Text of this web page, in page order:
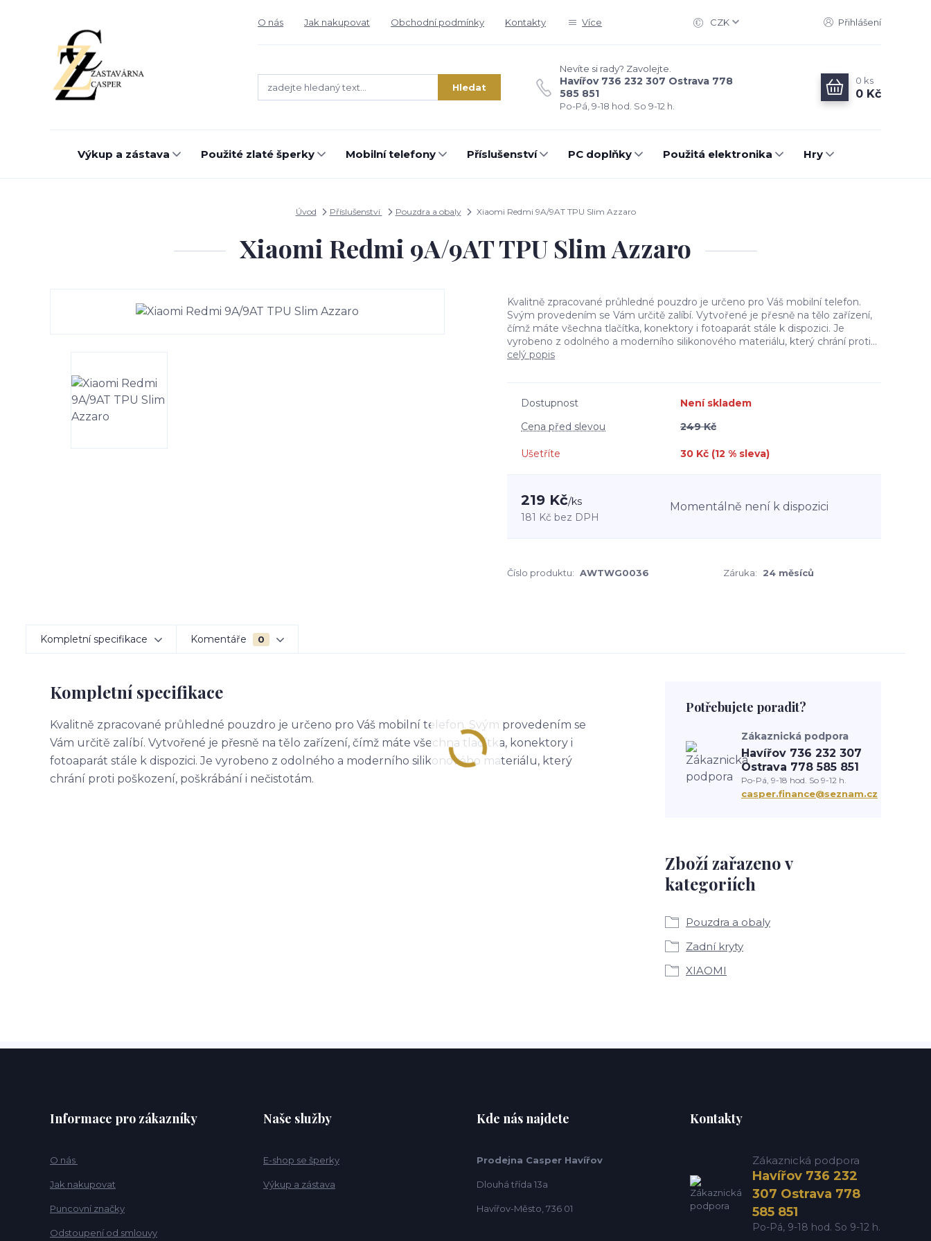
O nás Jak nakupovat Obchodní podmínky Kontakty Více CZK Přihlášení
Hledat
Nevíte si rady? Zavolejte.
Havířov 736 232 307 Ostrava 778
585 851
Po-Pá, 9-18 hod. So 9-12 h.
0 ks
0 Kč
Výkup a zástava Použité zlaté šperky Mobilní telefony Příslušenství PC doplňky Použitá elektronika Hry
Úvod Příslušenství Pouzdra a obaly Xiaomi Redmi 9A/9AT TPU Slim Azzaro
Xiaomi Redmi 9A/9AT TPU Slim Azzaro
Kvalitně zpracované průhledné pouzdro je určeno pro Váš mobilní telefon.
Svým provedením se Vám určitě zalíbí. Vytvořené je přesně na tělo zařízení,
čímž máte všechna tlačítka, konektory i fotoaparát stále k dispozici. Je
vyrobeno z odolného a moderního silikonového materiálu, který chrání proti...
celý popis
Dostupnost
Není skladem
Cena před slevou
249 Kč
Ušetříte 30 Kč (12 % sleva)
219 Kč/ks
181 Kč bez DPH
Momentálně není k dispozici
Číslo produktu: AWTWG0036 Záruka: 24 měsíců
Kompletní specifikace Komentáře 0
Kompletní specifikace
Kvalitně zpracované průhledné pouzdro je určeno pro Váš mobilní telefon. Svým provedením se
Vám určitě zalíbí. Vytvořené je přesně na tělo zařízení, čímž máte všechna tlačítka, konektory i
fotoaparát stále k dispozici. Je vyrobeno z odolného a moderního silikonového materiálu, který
chrání proti poškození, poškrábání i nečistotám.
Zboží zařazeno v
kategoriích
Pouzdra a obaly
Zadní kryty
XIAOMI
Potřebujete poradit?
Zákaznická podpora
Havířov 736 232 307
Ostrava 778 585 851
Po-Pá, 9-18 hod. So 9-12 h.
casper.finance@seznam.cz
Informace pro zákazníky
O nás
Jak nakupovat
Puncovní značky
Odstoupení od smlouvy
Naše služby
E-shop se šperky
Výkup a zástava
Kde nás najdete
Prodejna Casper Havířov
Dlouhá třída 13a
Havířov-Město, 736 01
Kontakty
Zákaznická podpora
Havířov 736 232
307 Ostrava 778
585 851
Po-Pá, 9-18 hod. So 9-12 h.